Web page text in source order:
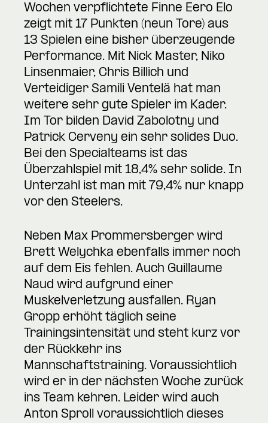
Wochen verpflichtete Finne Eero Elo
zeigt mit 17 Punkten (neun Tore) aus
13 Spielen eine bisher überzeugende
Performance. Mit Nick Master, Niko
Linsenmaier, Chris Billich und
Verteidiger Samili Ventelä hat man
weitere sehr gute Spieler im Kader.
Im Tor bilden David Zabolotny und
Patrick Cerveny ein sehr solides Duo.
Bei den Specialteams ist das
Überzahlspiel mit 18,4% sehr solide. In
Unterzahl ist man mit 79,4% nur knapp
vor den Steelers.
Neben Max Prommersberger wird
Brett Welychka ebenfalls immer noch
auf dem Eis fehlen. Auch Guillaume
Naud wird aufgrund einer
Muskelverletzung ausfallen. Ryan
Gropp erhöht täglich seine
Trainingsintensität und steht kurz vor
der Rückkehr ins
Mannschaftstraining. Voraussichtlich
wird er in der nächsten Woche zurück
ins Team kehren. Leider wird auch
Anton Sproll voraussichtlich dieses